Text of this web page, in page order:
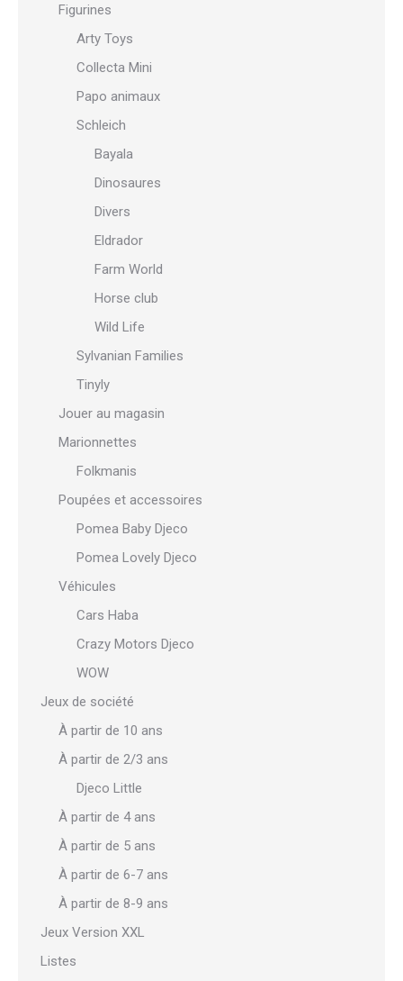
Figurines
Arty Toys
Collecta Mini
Papo animaux
Schleich
Bayala
Dinosaures
Divers
Eldrador
Farm World
Horse club
Wild Life
Sylvanian Families
Tinyly
Jouer au magasin
Marionnettes
Folkmanis
Poupées et accessoires
Pomea Baby Djeco
Pomea Lovely Djeco
Véhicules
Cars Haba
Crazy Motors Djeco
WOW
Jeux de société
À partir de 10 ans
À partir de 2/3 ans
Djeco Little
À partir de 4 ans
À partir de 5 ans
À partir de 6-7 ans
À partir de 8-9 ans
Jeux Version XXL
Listes